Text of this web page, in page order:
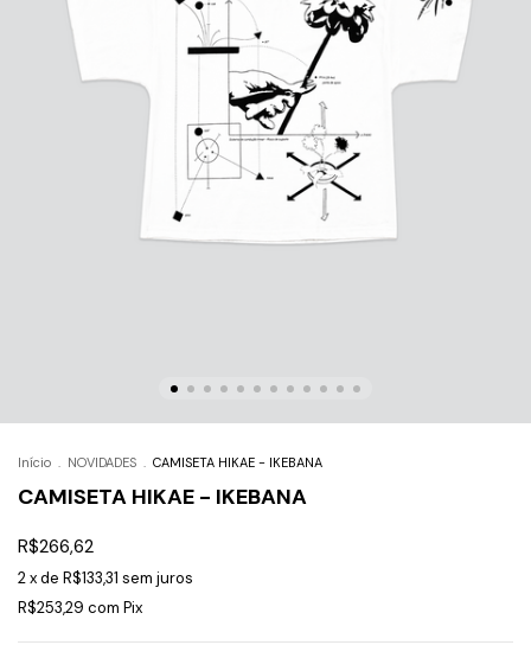
Início . NOVIDADES . CAMISETA HIKAE - IKEBANA
CAMISETA HIKAE - IKEBANA
R$266,62
2x de R$133,31 sem juros
R$253,29 com Pix